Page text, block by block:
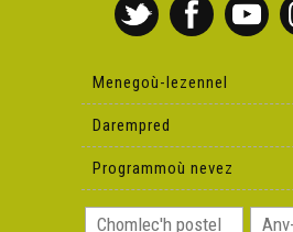
Menegoù-lezennel
Darempred
Programmoù nevez